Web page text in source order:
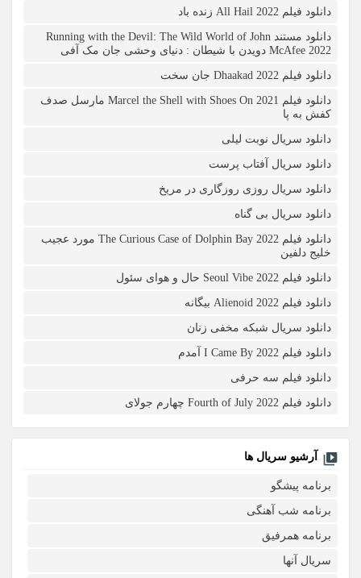
دانلود فیلم All Hail 2022 زنده باد
دانلود مستند Running with the Devil: The Wild World of John
McAfee 2022 دویدن با شیطان : دنیای وحشی جان مک آفی
دانلود فیلم Dhaakad 2022 جان سخت
دانلود فیلم Marcel the Shell with Shoes On 2021 مارسل صدف
کفش به پا
دانلود سریال نوبت لیلی
دانلود سریال آفتاب پرست
دانلود سریال روزی روزگاری در مریخ
دانلود سریال بی گناه
دانلود فیلم The Curious Case of Dolphin Bay 2022 مورد عجیب
خلیج دلفین
دانلود فیلم Seoul Vibe 2022 حال و هوای سئول
دانلود فیلم Alienoid 2022 بیگانه
دانلود سریال شبکه مخفی زنان
دانلود فیلم I Came By 2022 آمدم
دانلود فیلم سه حرفی
دانلود فیلم Fourth of July 2022 چهارم جولای
آرشیو سریال ها
برنامه پیشگو
برنامه شب آهنگی
برنامه همرفیق
سریال آنها